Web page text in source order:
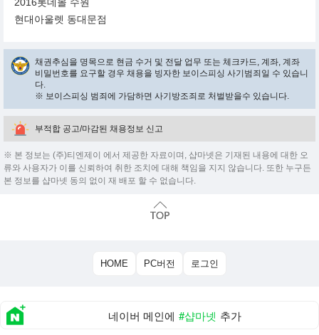
현대아울렛 동대문점
채권추심을 명목으로 현금 수거 및 전달 업무 또는 체크카드, 계좌, 계좌
비밀번호를 요구할 경우 채용을 빙자한 보이스피싱 사기범죄일 수 있습니
다.
※ 보이스피싱 범죄에 가담하면 사기방조죄로 처벌받을수 있습니다.
부적합 공고/마감된 채용정보 신고
※ 본 정보는 (주)티엔제이 에서 제공한 자료이며, 샵마넷은 기재된 내용에 대한 오
류와 사용자가 이를 신뢰하여 취한 조치에 대해 책임을 지지 않습니다. 또한 누구든
본 정보를 샵마넷 동의 없이 재 배포 할 수 없습니다.
HOME PC버전 로그인
네이버 메인에 #샵마넷 추가